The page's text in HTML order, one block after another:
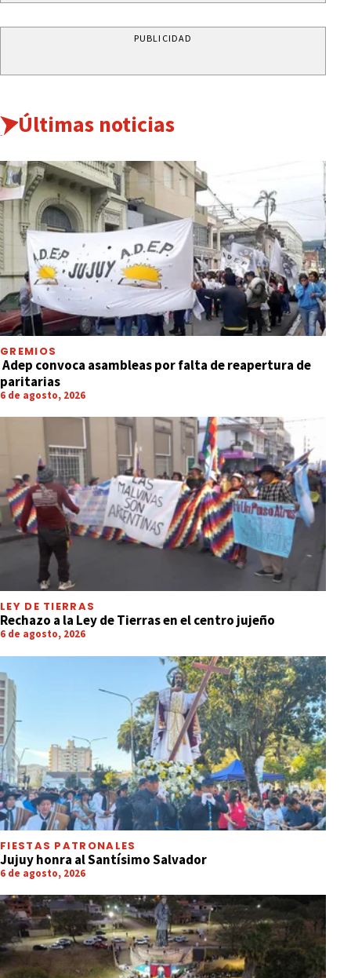
PUBLICIDAD
Últimas noticias
GREMIOS
Adep convoca asambleas por falta de reapertura de
paritarias
6 de agosto, 2026
LEY DE TIERRAS
Rechazo a la Ley de Tierras en el centro jujeño
6 de agosto, 2026
FIESTAS PATRONALES
Jujuy honra al Santísimo Salvador
6 de agosto, 2026